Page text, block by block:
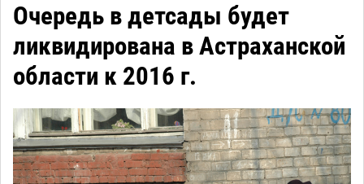
Очередь в детсады будет
ликвидирована в Астраханской
области к 2016 г.